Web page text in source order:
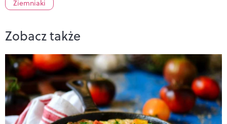
Ziemniaki
Zobacz także